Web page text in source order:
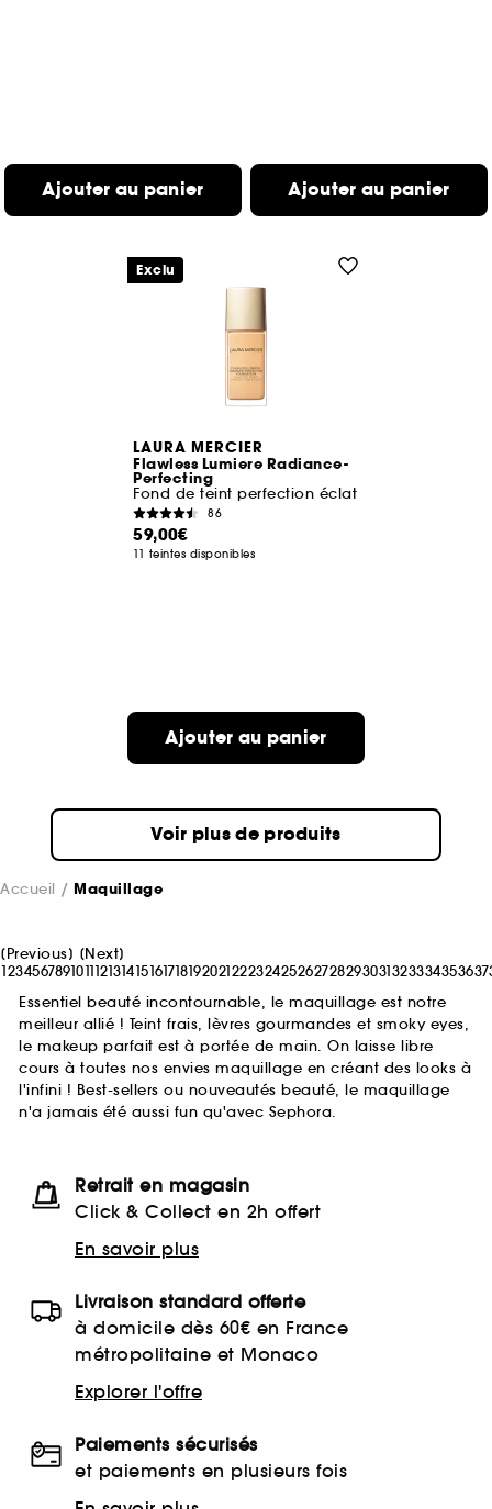
Ajouter au panier Ajouter au panier
LAURA MERCIER
Flawless Lumiere Radiance-
Perfecting
Fond de teint perfection éclat
86
59,00€
11 teintes disponibles
Ajouter au panier
Exclu
Voir plus de produits
Accueil Maquillage
[Previous] [Next]
12345678910111213141516171819202122232425262728293031323334353637
Essentiel beauté incontournable, le maquillage est notre
meilleur allié ! Teint frais, lèvres gourmandes et smoky eyes,
le makeup parfait est à portée de main. On laisse libre
cours à toutes nos envies maquillage en créant des looks à
l'infini ! Best-sellers ou nouveautés beauté, le maquillage
n'a jamais été aussi fun qu'avec Sephora.
Retrait en magasin
Click & Collect en 2h offert
En savoir plus
Livraison standard offerte
à domicile dès 60€ en France
métropolitaine et Monaco
Explorer l'offre
Paiements sécurisés
et paiements en plusieurs fois